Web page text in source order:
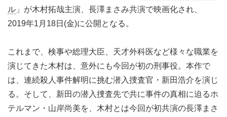
ル 」が木村拓哉主演、長澤まさみ共演で映画化され、
2019年1月18日(金)に公開となる。
これまで、検事や総理大臣、天才外科医など様々な職業を
演じてきた木村は、意外にも今回が初の刑事役。本作で
は、連続殺人事件解明に挑む潜入捜査官・新田浩介を演じ
る。そして、新田の潜入捜査先で共に事件の真相に迫るホ
テルマン・山岸尚美を、木村とは今回が初共演の長澤まさ